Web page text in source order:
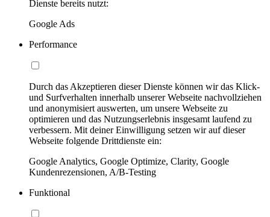
Dienste bereits nutzt:
Google Ads
Performance
Durch das Akzeptieren dieser Dienste können wir das Klick-
und Surfverhalten innerhalb unserer Webseite nachvollziehen
und anonymisiert auswerten, um unsere Webseite zu
optimieren und das Nutzungserlebnis insgesamt laufend zu
verbessern. Mit deiner Einwilligung setzen wir auf dieser
Webseite folgende Drittdienste ein:
Google Analytics, Google Optimize, Clarity, Google
Kundenrezensionen, A/B-Testing
Funktional